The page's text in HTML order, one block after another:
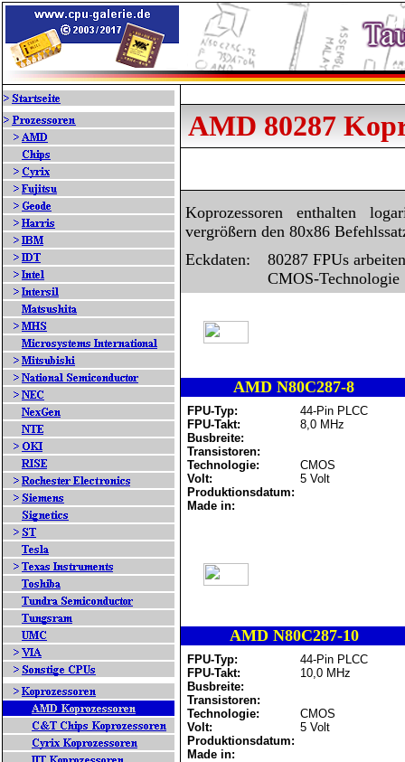
AMD 80287
Koprozessoren enthalten
vergrößern den 80x86
Eckdaten:
80287 FPUs
CMOS-Technologie
AMD N80C287-8
FPU-Typ:
FPU-Takt:
Busbreite:
Transistoren:
Technologie:
Volt:
Produktionsdatum:
Made in:
44-Pin PLCC
8,0 MHz
CMOS
5 Volt
AMD N80C287-10
FPU-Typ:
FPU-Takt:
Busbreite:
Transistoren:
Technologie:
Volt:
Produktionsdatum:
Made in:
44-Pin PLCC
10,0 MHz
CMOS
5 Volt